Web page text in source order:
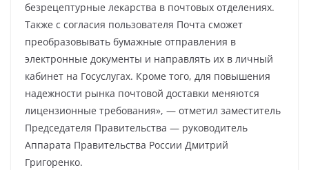
безрецептурные лекарства в почтовых отделениях.
Также с согласия пользователя Почта сможет
преобразовывать бумажные отправления в
электронные документы и направлять их в личный
кабинет на Госуслугах. Кроме того, для повышения
надежности рынка почтовой доставки меняются
лицензионные требования», — отметил заместитель
Председателя Правительства — руководитель
Аппарата Правительства России Дмитрий
Григоренко.